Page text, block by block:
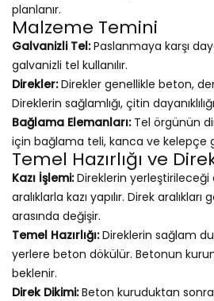
planlanır.
Malzeme Temini
Galvanizli Tel:Paslanmaya karşı
galvanizli tel kullanılır.
Direkler:Direkler genellikle beton,
Direklerin sağlamlığı, çitin
Bağlama Elemanları:Tel örgünün
için bağlama teli, kanca ve kelepçe
Temel Hazırlığı ve
Kazı İşlemi:Direklerin yerleştirileceği
aralıklarla kazı yapılır. Direk
arasında değişir.
Temel Hazırlığı:Direklerin sağlam
yerlere beton dökülür. Betonun
beklenir.
Direk Dikimi:Beton kuruduktan